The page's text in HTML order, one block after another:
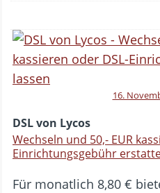
16.
DSL von Lycos
Wechseln und 50,- EUR
Einrichtungsgebühr
Für monatlich 8,80 €